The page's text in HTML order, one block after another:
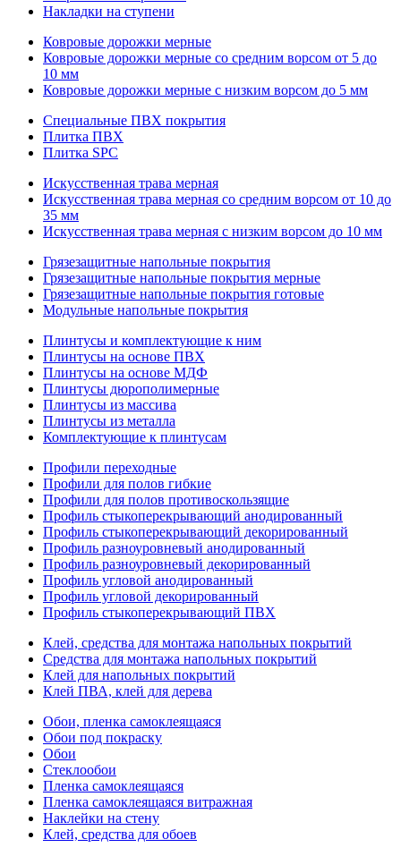
Накладки на ступени
Ковровые дорожки мерные
Ковровые дорожки мерные со средним ворсом от 5 до
10 мм
Ковровые дорожки мерные с низким ворсом до 5 мм
Специальные ПВХ покрытия
Плитка ПВХ
Плитка SPC
Искуccтвенная трава мерная
Искусственная трава мерная со средним ворсом от 10 до
35 мм
Искусственная трава мерная с низким ворсом до 10 мм
Грязезащитные напольные покрытия
Грязезащитные напольные покрытия мерные
Грязезащитные напольные покрытия готовые
Модульные напольные покрытия
Плинтусы и комплектующие к ним
Плинтусы на основе ПВХ
Плинтусы на основе МДФ
Плинтусы дюрополимерные
Плинтусы из массива
Плинтусы из металла
Комплектующие к плинтусам
Профили переходные
Профили для полов гибкие
Профили для полов противоскользящие
Профиль стыкоперекрывающий анодированный
Профиль стыкоперекрывающий декорированный
Профиль разноуровневый анодированный
Профиль разноуровневый декорированный
Профиль угловой анодированный
Профиль угловой декорированный
Профиль стыкоперекрывающий ПВХ
Клей, средства для монтажа напольных покрытий
Средства для монтажа напольных покрытий
Клей для напольных покрытий
Клей ПВА, клей для дерева
Обои, пленка самоклеящаяся
Обои под покраску
Обои
Стеклообои
Пленка самоклеящаяся
Пленка самоклеящаяся витражная
Наклейки на стену
Клей, средства для обоев